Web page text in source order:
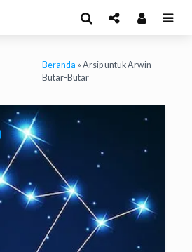
Beranda » Arsip untuk Arwin
Butar-Butar